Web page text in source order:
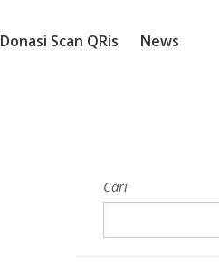
Donasi Scan QRis News
Cari